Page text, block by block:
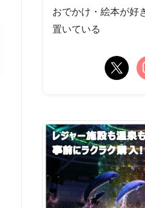
おでかけ・絵本が好
置いている